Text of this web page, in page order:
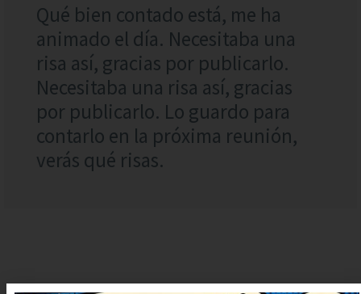
Qué bien contado está, me ha
animado el día. Necesitaba una
risa así, gracias por publicarlo.
Necesitaba una risa así, gracias
por publicarlo. Lo guardo para
contarlo en la próxima reunión,
verás qué risas.